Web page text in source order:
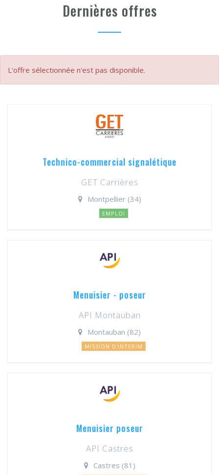
Dernières offres
L'offre sélectionnée n'est pas disponible.
Technico-commercial signalétique
GET Carrières
Montpellier (34)
EMPLOI
Menuisier - poseur
API Montauban
Montauban (82)
MISSION D'INTERIM
Menuisier poseur
API Castres
Castres (81)